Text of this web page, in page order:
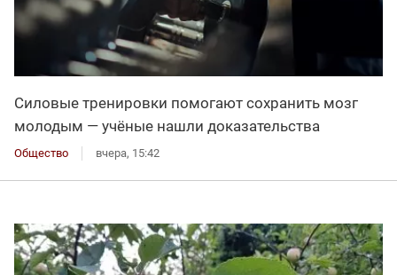
Силовые тренировки помогают сохранить мозг
молодым — учёные нашли доказательства
Общество вчера, 15:42